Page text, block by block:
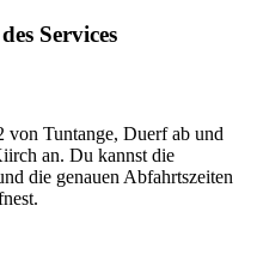
Services
von Tuntange, Duerf ab und
an. Du kannst die
die genauen Abfahrtszeiten